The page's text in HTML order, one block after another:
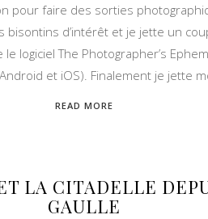
faire des sorties
d’intérêt et je jette un
le logiciel The Photographer’s
et iOS). Finalement je jette
READ MORE
LA CITADELLE
GAULLE